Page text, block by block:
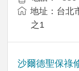
地址：台北
之1
沙爾德聖保祿